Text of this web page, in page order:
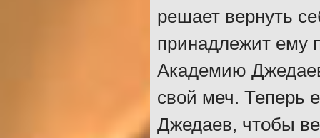
решает вернуть
принадлежит ему
Академию
свой меч. Теперь
Джедаев, чтобы